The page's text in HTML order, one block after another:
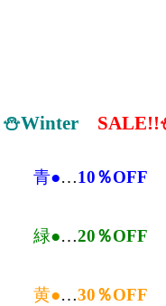
⛄Winter
青●…10％OFF
緑●…20％OFF
黄●…30％OFF